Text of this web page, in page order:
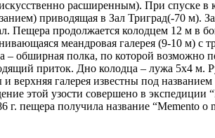
расширенным). При спуске в
приводящая в Зал Триград(-70 м).
Пещера продолжается колодцем 12 м в
меандровая галерея (9-10 м) с
– обширная полка, по которой
приток. Дно колодца – лужа 5x4 м.
верхняя галерея известны под
этой узости совершено в
пещера получила название “Memento o